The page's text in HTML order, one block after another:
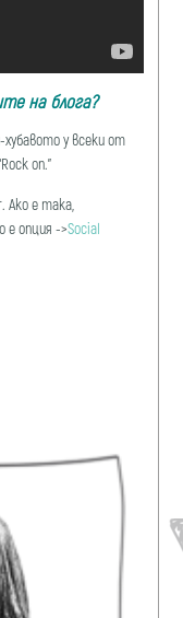
на блога?
у всеки от
on.”
Ако е така,
е опция ->Social